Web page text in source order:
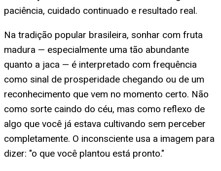
paciência, cuidado continuado e resultado real.
Na tradição popular brasileira, sonhar com fruta
madura — especialmente uma tão abundante
quanto a jaca — é interpretado com frequência
como sinal de prosperidade chegando ou de um
reconhecimento que vem no momento certo. Não
como sorte caindo do céu, mas como reflexo de
algo que você já estava cultivando sem perceber
completamente. O inconsciente usa a imagem para
dizer: "o que você plantou está pronto."